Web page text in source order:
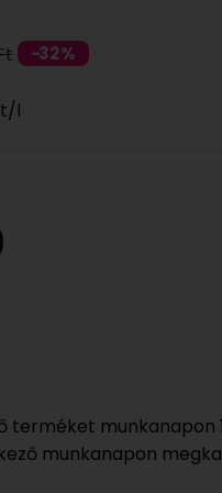
áron32%
/l
terméket munkanapon
munkanapon